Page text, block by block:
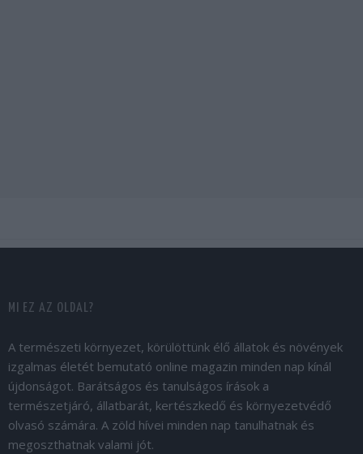
MI EZ AZ OLDAL?
A természeti környezet, körülöttünk élő állatok és növények
izgalmas életét bemutató online magazin minden nap kínál
újdonságot. Barátságos és tanulságos írások a
természetjáró, állatbarát, kertészkedő és környezetvédő
olvasó számára. A zöld hívei minden nap tanulhatnak és
megoszthatnak valami jót.